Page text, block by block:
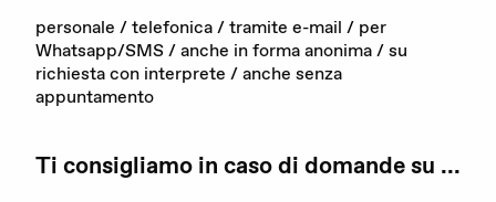
personale / telefonica / tramite e-mail / per
Whatsapp/SMS / anche in forma anonima / su
richiesta con interprete / anche senza
appuntamento
Ti consigliamo in caso di domande su ...